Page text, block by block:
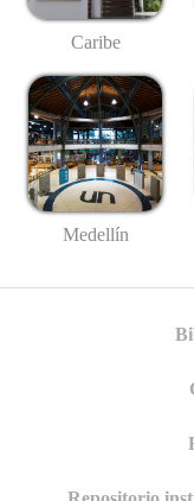
Caribe
Medellín